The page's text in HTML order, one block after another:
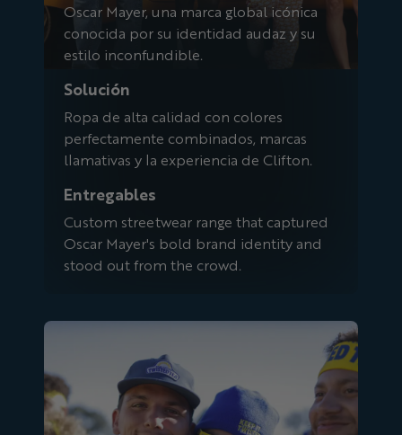
Oscar Mayer, una marca global icónica
conocida por su identidad audaz y su
estilo inconfundible.
Solución
Ropa de alta calidad con colores
perfectamente combinados, marcas
llamativas y la experiencia de Clifton.
Entregables
Custom streetwear range that captured
Oscar Mayer's bold brand identity and
stood out from the crowd.
Té retorcido